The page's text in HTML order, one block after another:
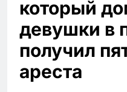
который
девушки в
получил
ареста